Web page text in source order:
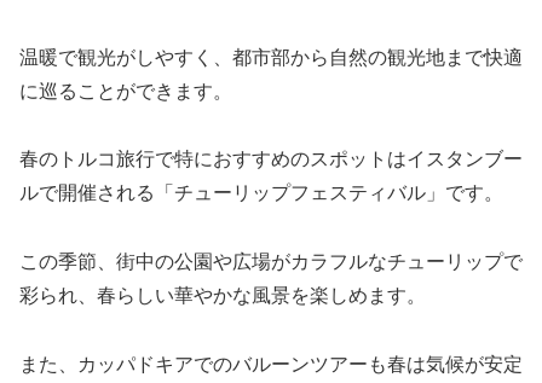
温暖で観光がしやすく、都市部から自然の観光地まで快適
に巡ることができます。
春のトルコ旅行で特におすすめのスポットはイスタンブー
ルで開催される「チューリップフェスティバル」です。
この季節、街中の公園や広場がカラフルなチューリップで
彩られ、春らしい華やかな風景を楽しめます。
また、カッパドキアでのバルーンツアーも春は気候が安定